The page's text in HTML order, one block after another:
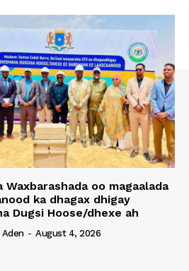
Waxbarashada oo magaalada
ka dhagax dhigay
Dugsi Hoose/dhexe ah
Aden - August 4, 2026